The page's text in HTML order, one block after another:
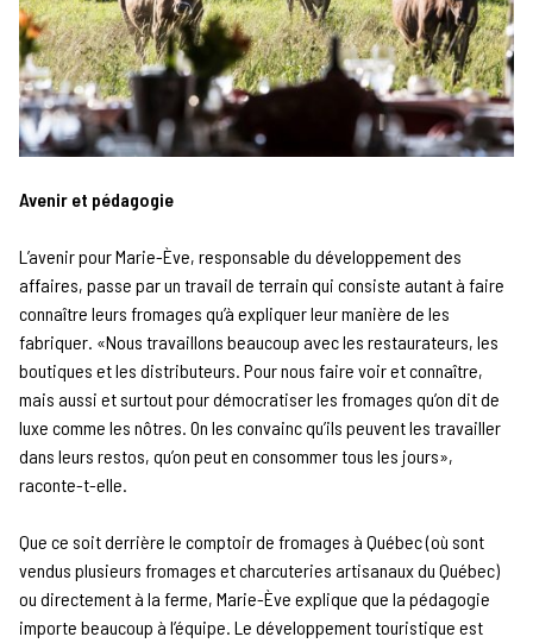
Avenir et pédagogie
L’avenir pour Marie-Ève, responsable du développement des
affaires, passe par un travail de terrain qui consiste autant à faire
connaître leurs fromages qu’à expliquer leur manière de les
fabriquer. «Nous travaillons beaucoup avec les restaurateurs, les
boutiques et les distributeurs. Pour nous faire voir et connaître,
mais aussi et surtout pour démocratiser les fromages qu’on dit de
luxe comme les nôtres. On les convainc qu’ils peuvent les travailler
dans leurs restos, qu’on peut en consommer tous les jours»,
raconte-t-elle.
Que ce soit derrière le comptoir de fromages à Québec (où sont
vendus plusieurs fromages et charcuteries artisanaux du Québec)
ou directement à la ferme, Marie-Ève explique que la pédagogie
importe beaucoup à l’équipe. Le développement touristique est